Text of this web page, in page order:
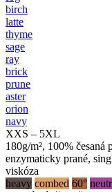
birch
latte
thyme
sage
ray
brick
prune
aster
orion
navy
XXS – 5XL
180g/m², 100%
enzymaticky prané,
viskóza
heavy combed 60°